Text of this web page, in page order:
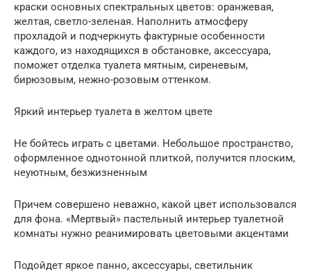
краски основных спектральных цветов: оранжевая,
желтая, светло-зеленая. Наполнить атмосферу
прохладой и подчеркнуть фактурные особенности
каждого, из находящихся в обстановке, аксессуара,
поможет отделка туалета мятным, сиреневым,
бирюзовым, нежно-розовым оттенком.
Яркий интерьер туалета в желтом цвете
Не бойтесь играть с цветами. Небольшое пространство,
оформленное однотонной плиткой, получится плоским,
неуютным, безжизненным
Причем совершено неважно, какой цвет использовался
для фона. «Мертвый» пастельный интерьер туалетной
комнаты нужно реанимировать цветовыми акцентами
Подойдет яркое панно, аксессуары, светильник